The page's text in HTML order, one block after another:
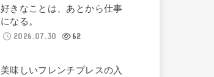
好きなことは、あとから仕事
になる。
2026.07.30
62
美味しいフレンチプレスの入